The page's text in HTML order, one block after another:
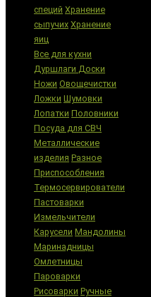
специй Хранение
сыпучих Хранение
яиц
Все для кухни
Дуршлаги Доски
Ножи Овощечистки
Ложки Шумовки
Лопатки Половники
Посуда для СВЧ
Металлические
изделия Разное
Приспособления
Термосервирователи
Пастоварки
Измельчители
Карусели Мандолины
Маринадницы
Омлетницы
Пароварки
Рисоварки Ручные